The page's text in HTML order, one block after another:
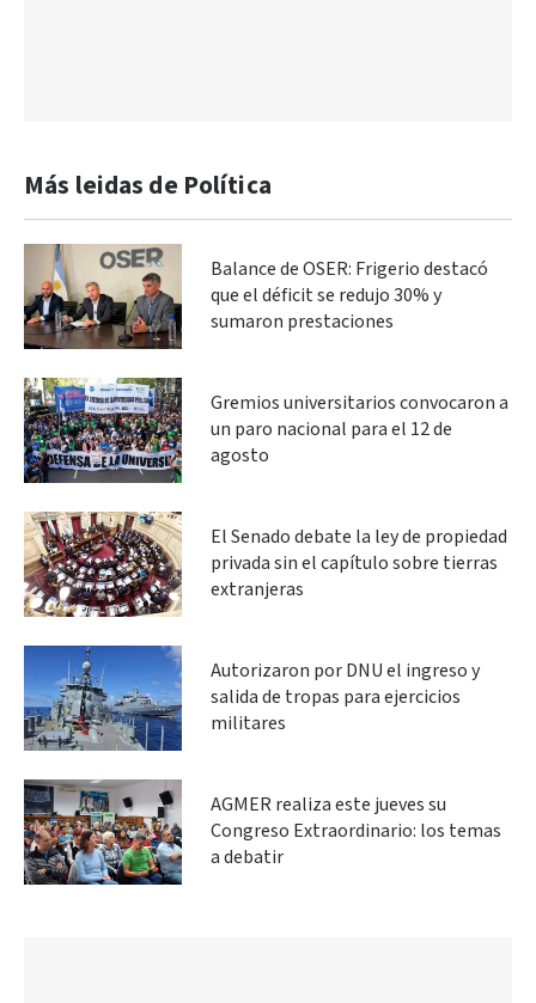
Más leidas de Política
Balance de OSER: Frigerio destacó
que el déficit se redujo 30% y
sumaron prestaciones
Gremios universitarios convocaron a
un paro nacional para el 12 de
agosto
El Senado debate la ley de propiedad
privada sin el capítulo sobre tierras
extranjeras
Autorizaron por DNU el ingreso y
salida de tropas para ejercicios
militares
AGMER realiza este jueves su
Congreso Extraordinario: los temas
a debatir